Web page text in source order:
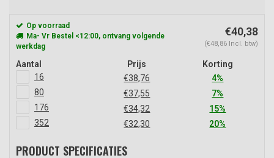
Op voorraad
Ma- Vr Bestel <12:00, ontvang volgende
werkdag
€40,38
(€48,86 Incl. btw)
Aantal Prijs
Korting
16
€38,76
4%
80
€37,55
7%
176
€34,32
15%
352
€32,30 20%
PRODUCT SPECIFICATIES